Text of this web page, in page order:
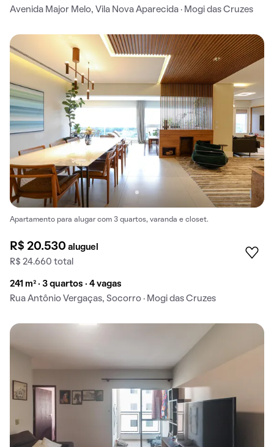
Avenida Major Melo, Vila Nova Aparecida · Mogi das Cruzes
Apartamento para alugar com 3 quartos, varanda e closet.
R$ 20.530aluguel
R$ 24.660 total
241 m² · 3 quartos · 4 vagas
Rua Antônio Vergaças, Socorro · Mogi das Cruzes